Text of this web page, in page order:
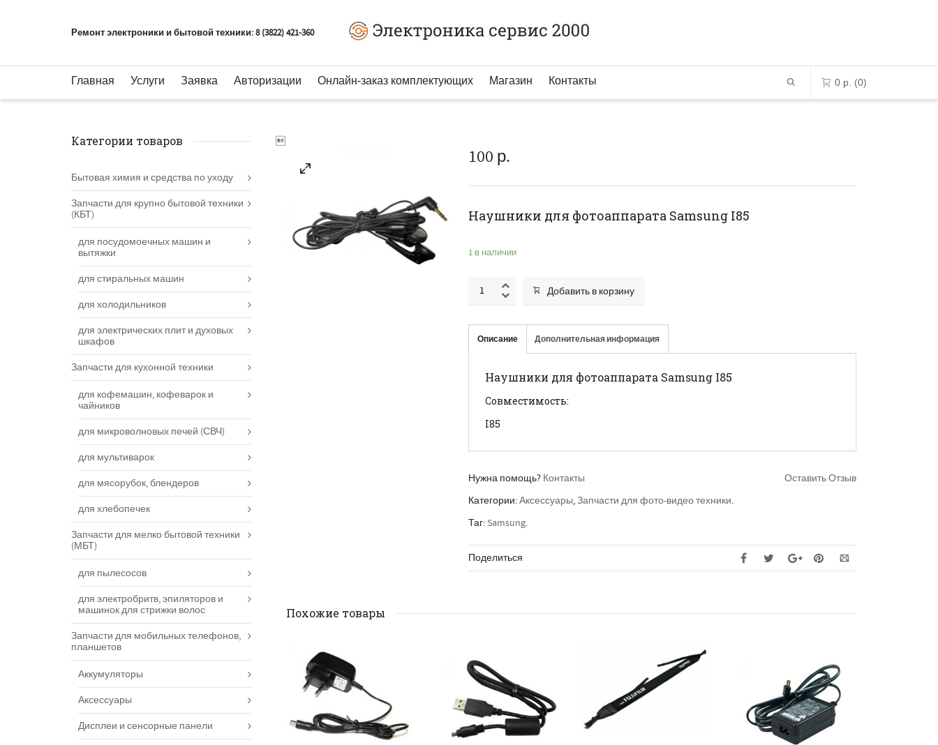
Ремонт электроники и бытовой техники: 8 (3822) 421-360
Главная Услуги Заявка Авторизации Онлайн-заказ комплектующих Магазин Контакты 0 р. (0)

100 р.
Наушники для фотоаппарата Samsung I85
1 в наличии
Добавить в корзину
Описание Дополнительная информация
Наушники для фотоаппарата Samsung I85
Совместимость:
I85
Нужна помощь? Контакты
Оставить Отзыв
Категории:Аксессуары,Запчасти для фото-видео техники.
Таг: Samsung.
Поделиться
Похожие товары
Категории товаров
Бытовая химия и средства по уходу
Запчасти для крупно бытовой техники
(КБТ)
для посудомоечных машин и
вытяжки
для стиральных машин
для холодильников
для электрических плит и духовых
шкафов
Запчасти для кухонной техники
для кофемашин, кофеварок и
чайников
для микроволновых печей (СВЧ)
для мультиварок
для мясорубок, блендеров
для хлебопечек
Запчасти для мелко бытовой техники
(МБТ)
для пылесосов
для электробритв, эпиляторов и
машинок для стрижки волос
Запчасти для мобильных телефонов,
планшетов
Аккумуляторы
Аксессуары
Дисплеи и сенсорные панели